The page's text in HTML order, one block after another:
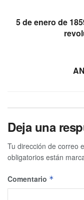
5 de enero de
Deja una
Tu dirección de correo
obligatorios están
Comentario *